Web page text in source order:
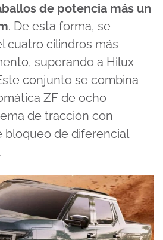
de potencia más un
. De esta forma, se
cuatro cilindros más
superando a Hilux
conjunto se combina
ZF de ocho
de tracción con
bloqueo de diferencial